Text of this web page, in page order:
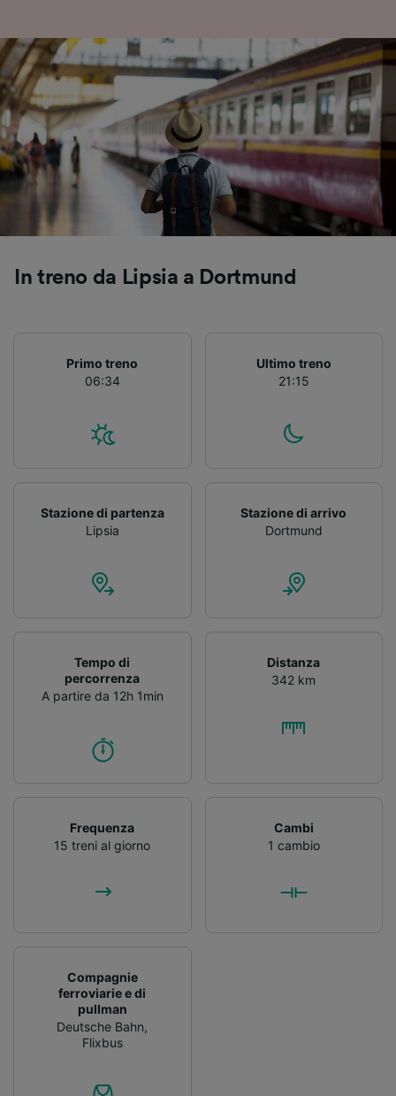
In treno da Lipsia a Dortmund
Primo treno
06:34
Ultimo treno
21:15
Stazione di partenza
Lipsia
Stazione di arrivo
Dortmund
Tempo di
percorrenza
A partire da 12h 1min
Distanza
342 km
Frequenza
15 treni al giorno
Cambi
1 cambio
Compagnie
ferroviarie e di
pullman
Deutsche Bahn,
Flixbus
fornire:
Utilizzare dati di geolocalizzazione precisi.
Scansione attiva delle caratteristiche del
dispositivo ai fini dell’identificazione.
Archiviare informazioni su dispositivo e/o
accedervi. Pubblicità e contenuti
personalizzati, misurazione delle prestazioni
dei contenuti e degli annunci, ricerche sul
pubblico, sviluppo di servizi.
Elenco dei partner (fornitori)